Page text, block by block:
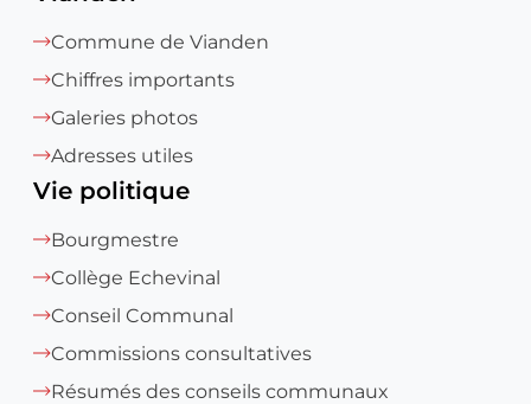
Commune de Vianden
Chiffres importants
Galeries photos
Adresses utiles
Vie politique
Bourgmestre
Collège Echevinal
Conseil Communal
Commissions consultatives
Résumés des conseils communaux